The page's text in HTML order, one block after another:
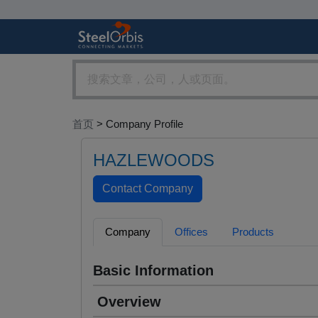
首页 > Company Profile
HAZLEWOODS
Company Offices Products
Basic Information
Overview